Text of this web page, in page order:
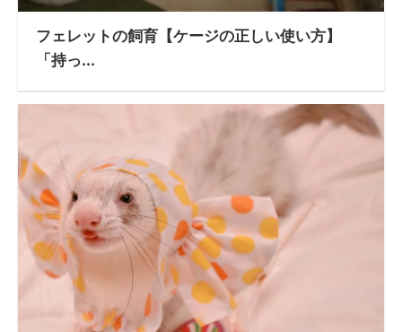
フェレットの飼育【ケージの正しい使い方】
「持っ...